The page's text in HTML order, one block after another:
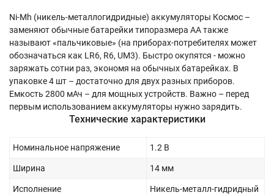
Ni-Mh (никель-металлогидридные) аккумуляторы Космос –
заменяют обычные батарейки типоразмера АА также
называют «пальчиковые» (на приборах-потребителях может
обозначаться как LR6, R6, UM3). Быстро окупятся - можно
заряжать сотни раз, экономя на обычных батарейках. В
упаковке 4 шт – достаточно для двух разных приборов.
Емкость 2800 мАч – для мощных устройств. Важно – перед
первым использованием аккумуляторы нужно зарядить.
Технические характеристики
Номинальное напряжение 1.2 В
Ширина 14 мм
Исполнение Никель-металл-гидридный